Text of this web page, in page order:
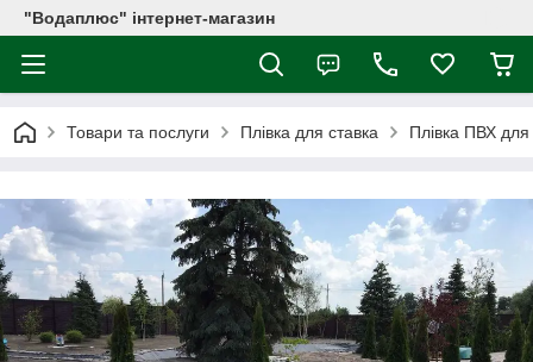
"Водаплюс" інтернет-магазин
Товари та послуги Плівка для ставка Плівка ПВХ